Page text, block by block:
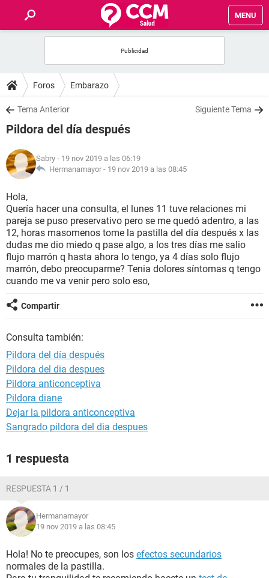
MENU
FOROS
SALUD
NUTRICIÓN
BIENESTAR
SEXUALIDAD
GLOSARIO
Foros Embarazo
Tema Anterior Siguiente Tema
Pildora del día después
Sabry - 19 nov 2019 a las 06:19
Hermanamayor - 19 nov 2019 a las 08:45
Hola,
Quería hacer una consulta, el lunes 11 tuve relaciones mi
pareja se puso preservativo pero se me quedó adentro, a las
12, horas masomenos tome la pastilla del día después x las
dudas me dio miedo q pase algo, a los tres días me salio
flujo marrón q hasta ahora lo tengo, ya 4 días solo flujo
marrón, debo preocuparme? Tenia dolores síntomas q tengo
cuando me va venir pero solo eso,
Compartir
Consulta también:
Pildora del día después
Pildora del dia despues
Pildora anticonceptiva
Pildora diane
Dejar la pildora anticonceptiva
Sangrado pildora del dia despues
1 respuesta
RESPUESTA 1 / 1
Hermanamayor
19 nov 2019 a las 08:45
Hola! No te preocupes, son los efectos secundarios
normales de la pastilla.